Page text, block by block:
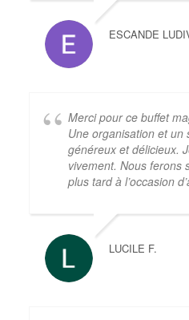
ESCANDE
Merci pour ce buffet
Une organisation et un
généreux et délicieux.
vivement. Nous ferons
plus tard à l’occasion
LUCILE F.